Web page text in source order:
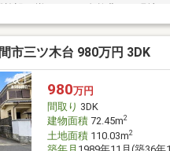
施設が揃います。自然豊かな現地を
市三ツ木台 980万円 3DK
980万円
間取り 3DK
建物面積72.45m2
土地面積110.03m2